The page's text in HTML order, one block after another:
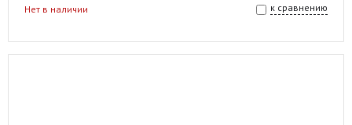
к сравнению
Нет в наличии